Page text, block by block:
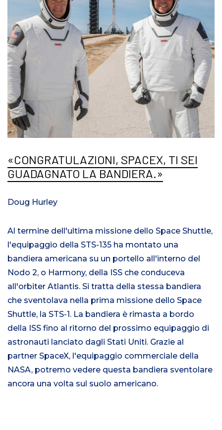
CONGRATULAZIONI, SPACEX, TI SEI
GUADAGNATO LA BANDIERA.
Doug Hurley
Al termine dell'ultima missione dello Space Shuttle,
l'equipaggio della STS-135 ha montato una
bandiera americana su un portello all'interno del
Nodo 2, o Harmony, della ISS che conduceva
all'orbiter Atlantis. Si tratta della stessa bandiera
che sventolava nella prima missione dello Space
Shuttle, la STS-1. La bandiera è rimasta a bordo
della ISS fino al ritorno del prossimo equipaggio di
astronauti lanciato dagli Stati Uniti. Grazie al
partner SpaceX, l'equipaggio commerciale della
NASA, potremo vedere questa bandiera sventolare
ancora una volta sul suolo americano.